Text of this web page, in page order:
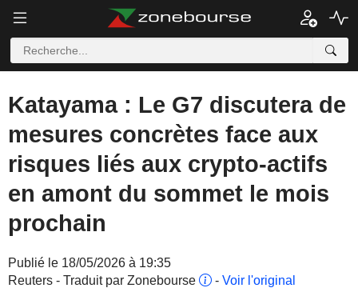
Katayama : Le G7 discutera de
mesures concrètes face aux
risques liés aux crypto-actifs
en amont du sommet le mois
prochain
Publié le 18/05/2026 à 19:35
Reuters - Traduit par Zonebourse
- Voir l'original